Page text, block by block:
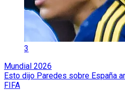
3
Mundial 2026
Esto dijo Paredes sobre España
FIFA